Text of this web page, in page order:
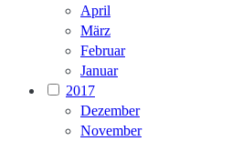
April
März
Februar
Januar
2017
Dezember
November